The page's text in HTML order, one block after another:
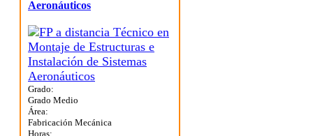
Aeronáuticos
Grado:
Grado Medio
Área:
Fabricación Mecánica
Horas: